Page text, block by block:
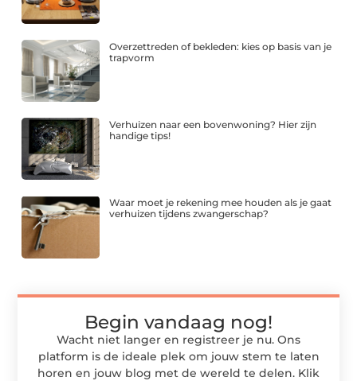
Overzettreden of bekleden: kies op basis van je
trapvorm
Verhuizen naar een bovenwoning? Hier zijn
handige tips!
Waar moet je rekening mee houden als je gaat
verhuizen tijdens zwangerschap?
Begin vandaag nog!
Wacht niet langer en registreer je nu. Ons
platform is de ideale plek om jouw stem te laten
horen en jouw blog met de wereld te delen. Klik